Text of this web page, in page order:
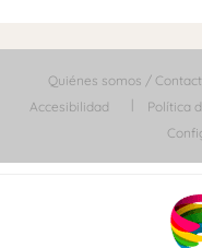
Quiénes somos /
Accesibilidad
Política